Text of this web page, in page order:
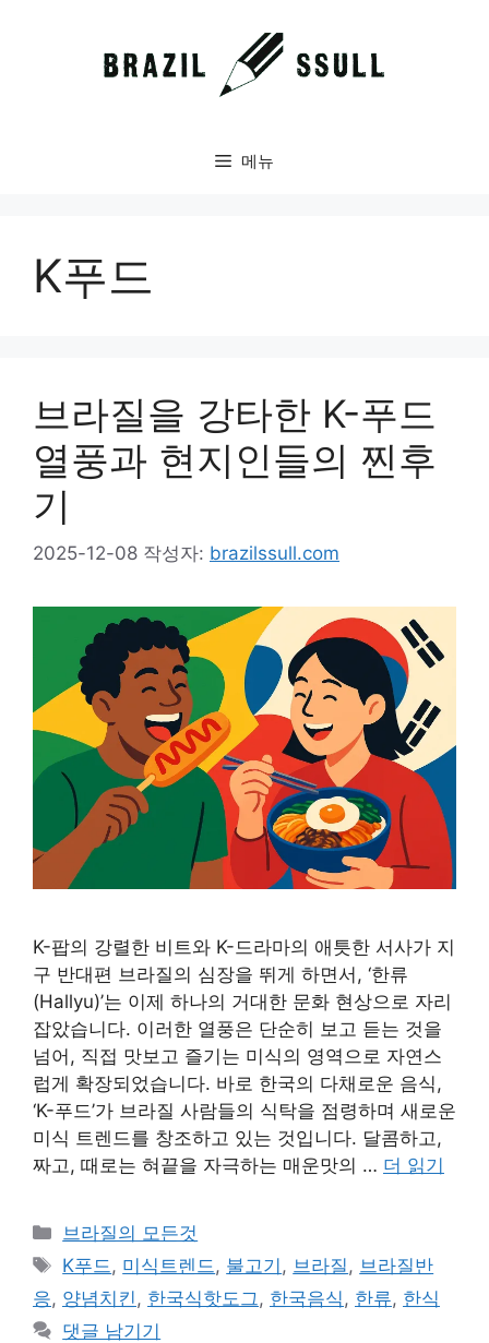
메뉴
K푸드
브라질을 강타한 K-푸드
열풍과 현지인들의 찐후
기
2025-12-08 작성자: brazilssull.com
K-팝의 강렬한 비트와 K-드라마의 애틋한 서사가 지
구 반대편 브라질의 심장을 뛰게 하면서, ‘한류
(Hallyu)’는 이제 하나의 거대한 문화 현상으로 자리
잡았습니다. 이러한 열풍은 단순히 보고 듣는 것을
넘어, 직접 맛보고 즐기는 미식의 영역으로 자연스
럽게 확장되었습니다. 바로 한국의 다채로운 음식,
‘K-푸드’가 브라질 사람들의 식탁을 점령하며 새로운
미식 트렌드를 창조하고 있는 것입니다. 달콤하고,
짜고, 때로는 혀끝을 자극하는 매운맛의 … 더 읽기
카
테
리
브라질의 모든것
태
그
K푸드 , 미식트렌드 , 불고기 , 브라질 , 브라질반
응, 양념치킨 , 한국식핫도그 , 한국음식 , 한류, 한식
댓글 남기기